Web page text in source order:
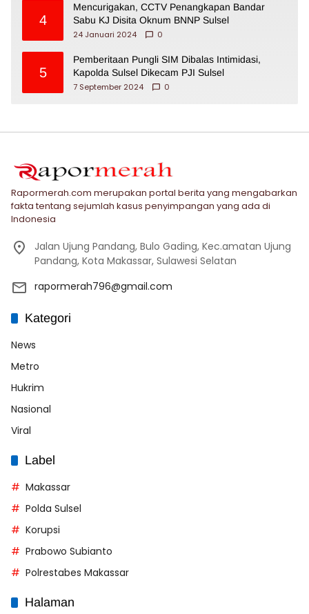
4
Mencurigakan, CCTV Penangkapan Bandar
Sabu KJ Disita Oknum BNNP Sulsel
24 Januari 2024
0
5
Pemberitaan Pungli SIM Dibalas Intimidasi,
Kapolda Sulsel Dikecam PJI Sulsel
7 September 2024
0
Rapormerah.com merupakan portal berita yang mengabarkan
fakta tentang sejumlah kasus penyimpangan yang ada di
Indonesia
Jalan Ujung Pandang, Bulo Gading, Kec.amatan Ujung
Pandang, Kota Makassar, Sulawesi Selatan
rapormerah796@gmail.com
Kategori
News
Metro
Hukrim
Nasional
Viral
Label
Makassar
Polda Sulsel
Korupsi
Prabowo Subianto
Polrestabes Makassar
Halaman